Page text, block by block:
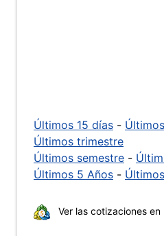
Últimos 15 días -
Últimos trimestre
Últimos semestre -
Últimos 5 Años -
Ver las cotizaciones en